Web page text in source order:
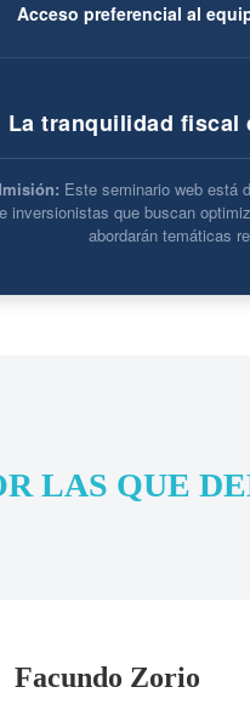
Acceso preferencial al
La tranquilidad fiscal
Este seminario web está
inversionistas que buscan
abordarán temáticas
LAS QUE
Facundo Zorio